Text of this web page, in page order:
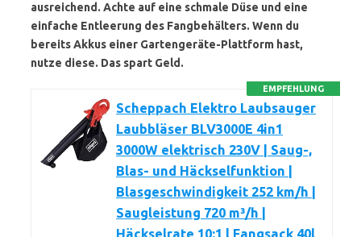
ausreichend. Achte auf eine schmale Düse und eine
einfache Entleerung des Fangbehälters. Wenn du
bereits Akkus einer Gartengeräte-Plattform hast,
nutze diese. Das spart Geld.
EMPFEHLUNG
Scheppach Elektro Laubsauger
Laubbläser BLV3000E 4in1
3000W elektrisch 230V | Saug-,
Blas- und Häckselfunktion |
Blasgeschwindigkeit 252 km/h |
Saugleistung 720 m³/h |
Häckselrate 10:1 | Fangsack 40l